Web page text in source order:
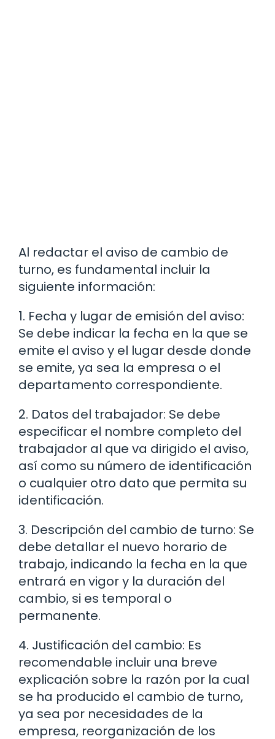
Al redactar el aviso de cambio de
turno, es fundamental incluir la
siguiente información:
1. Fecha y lugar de emisión del aviso:
Se debe indicar la fecha en la que se
emite el aviso y el lugar desde donde
se emite, ya sea la empresa o el
departamento correspondiente.
2. Datos del trabajador: Se debe
especificar el nombre completo del
trabajador al que va dirigido el aviso,
así como su número de identificación
o cualquier otro dato que permita su
identificación.
3. Descripción del cambio de turno: Se
debe detallar el nuevo horario de
trabajo, indicando la fecha en la que
entrará en vigor y la duración del
cambio, si es temporal o
permanente.
4. Justificación del cambio: Es
recomendable incluir una breve
explicación sobre la razón por la cual
se ha producido el cambio de turno,
ya sea por necesidades de la
empresa, reorganización de los